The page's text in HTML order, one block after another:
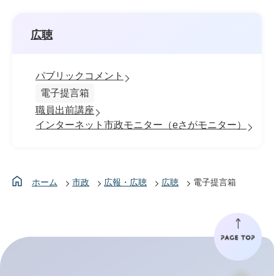
広聴
パブリックコメント
電子提言箱
職員出前講座
インターネット市政モニター（eさがモニター）
ホーム 市政 広報・広聴 広聴 電子提言箱